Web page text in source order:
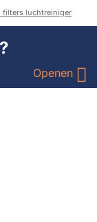
filters luchtreiniger
Openen